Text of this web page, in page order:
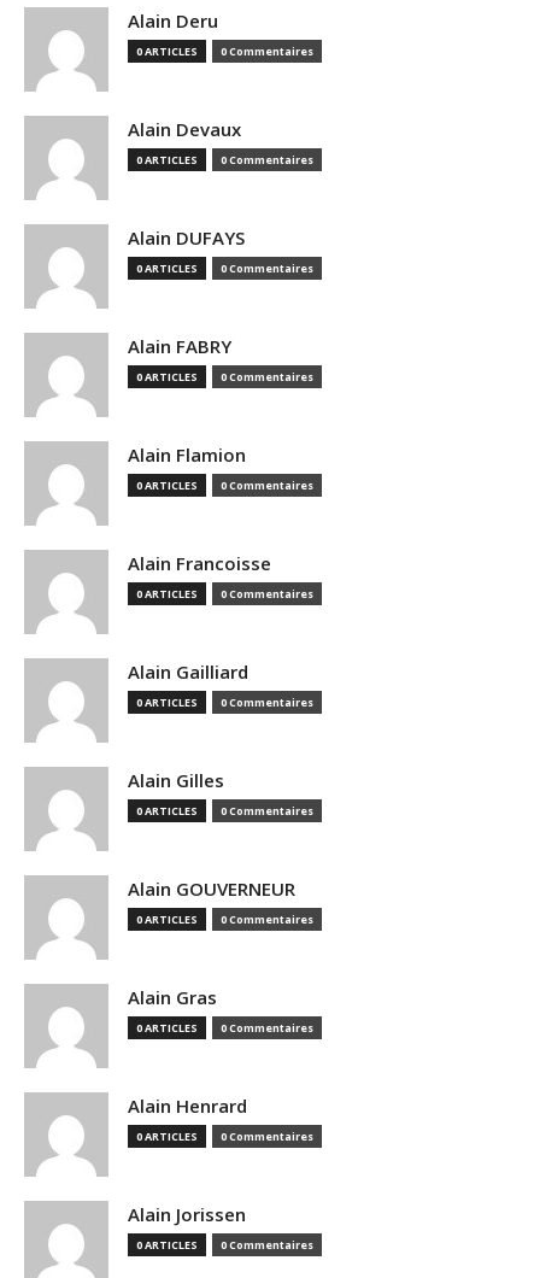
Alain Deru
0 ARTICLES 0 Commentaires
Alain Devaux
0 ARTICLES 0 Commentaires
Alain DUFAYS
0 ARTICLES 0 Commentaires
Alain FABRY
0 ARTICLES 0 Commentaires
Alain Flamion
0 ARTICLES 0 Commentaires
Alain Francoisse
0 ARTICLES 0 Commentaires
Alain Gailliard
0 ARTICLES 0 Commentaires
Alain Gilles
0 ARTICLES 0 Commentaires
Alain GOUVERNEUR
0 ARTICLES 0 Commentaires
Alain Gras
0 ARTICLES 0 Commentaires
Alain Henrard
0 ARTICLES 0 Commentaires
Alain Jorissen
0 ARTICLES 0 Commentaires